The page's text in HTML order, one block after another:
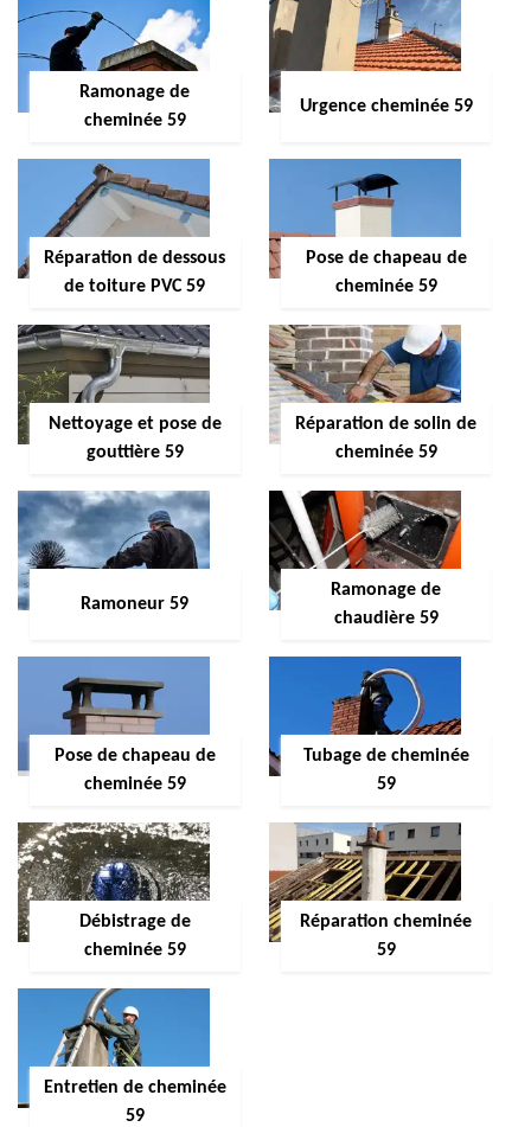
Ramonage de
cheminée 59
Urgence cheminée 59
Réparation de dessous
de toiture PVC 59
Pose de chapeau de
cheminée 59
Nettoyage et pose de
gouttière 59
Réparation de solin de
cheminée 59
Ramoneur 59
Ramonage de
chaudière 59
Pose de chapeau de
cheminée 59
Tubage de cheminée
59
Débistrage de
cheminée 59
Réparation cheminée
59
Entretien de cheminée
59